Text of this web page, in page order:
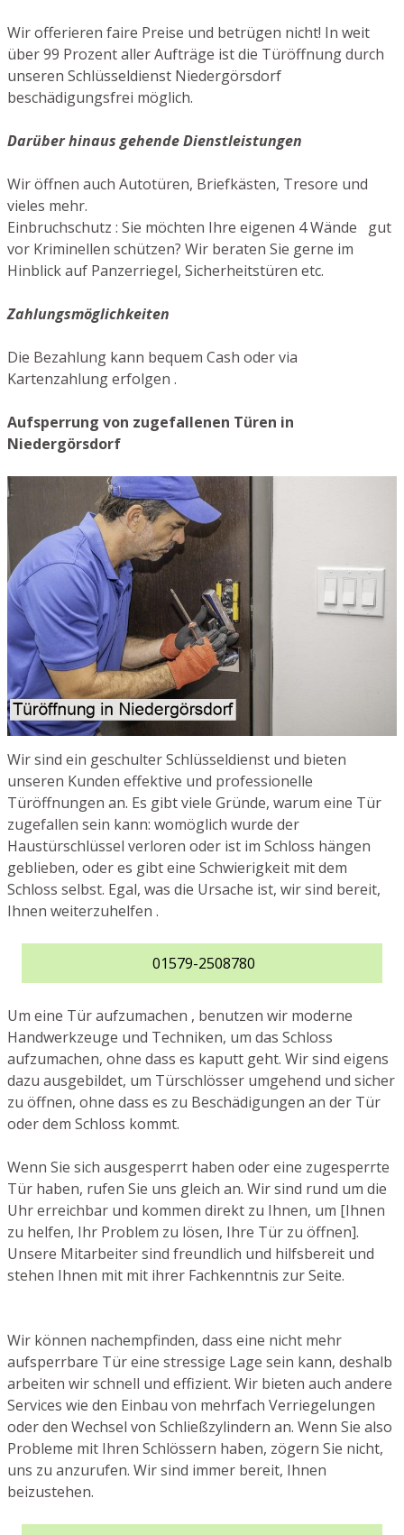
Wir offerieren faire Preise und betrügen nicht! In weit
über 99 Prozent aller Aufträge ist die Türöffnung durch
unseren Schlüsseldienst Niedergörsdorf
beschädigungsfrei möglich.
Darüber hinaus gehende Dienstleistungen
Wir öffnen auch Autotüren, Briefkästen, Tresore und
vieles mehr.
Einbruchschutz : Sie möchten Ihre eigenen 4 Wände gut
vor Kriminellen schützen? Wir beraten Sie gerne im
Hinblick auf Panzerriegel, Sicherheitstüren etc.
Zahlungsmöglichkeiten
Die Bezahlung kann bequem Cash oder via
Kartenzahlung erfolgen .
Aufsperrung von zugefallenen Türen in
Niedergörsdorf
Wir sind ein geschulter Schlüsseldienst und bieten
unseren Kunden effektive und professionelle
Türöffnungen an. Es gibt viele Gründe, warum eine Tür
zugefallen sein kann: womöglich wurde der
Haustürschlüssel verloren oder ist im Schloss hängen
geblieben, oder es gibt eine Schwierigkeit mit dem
Schloss selbst. Egal, was die Ursache ist, wir sind bereit,
Ihnen weiterzuhelfen .
01579-2508780
Um eine Tür aufzumachen , benutzen wir moderne
Handwerkzeuge und Techniken, um das Schloss
aufzumachen, ohne dass es kaputt geht. Wir sind eigens
dazu ausgebildet, um Türschlösser umgehend und sicher
zu öffnen, ohne dass es zu Beschädigungen an der Tür
oder dem Schloss kommt.
Wenn Sie sich ausgesperrt haben oder eine zugesperrte
Tür haben, rufen Sie uns gleich an. Wir sind rund um die
Uhr erreichbar und kommen direkt zu Ihnen, um [Ihnen
zu helfen, Ihr Problem zu lösen, Ihre Tür zu öffnen].
Unsere Mitarbeiter sind freundlich und hilfsbereit und
stehen Ihnen mit mit ihrer Fachkenntnis zur Seite.
Wir können nachempfinden, dass eine nicht mehr
aufsperrbare Tür eine stressige Lage sein kann, deshalb
arbeiten wir schnell und effizient. Wir bieten auch andere
Services wie den Einbau von mehrfach Verriegelungen
oder den Wechsel von Schließzylindern an. Wenn Sie also
Probleme mit Ihren Schlössern haben, zögern Sie nicht,
uns zu anzurufen. Wir sind immer bereit, Ihnen
beizustehen.